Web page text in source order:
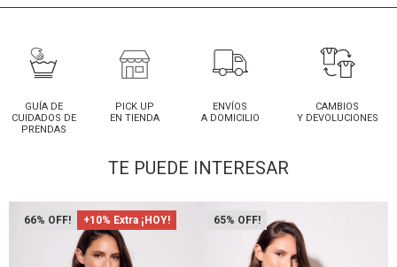
GUÍA DE
CUIDADOS DE
PRENDAS
PICK UP
EN TIENDA
ENVÍOS
A DOMICILIO
CAMBIOS
Y DEVOLUCIONES
TE PUEDE INTERESAR
66 +10% Extra ¡HOY! 65